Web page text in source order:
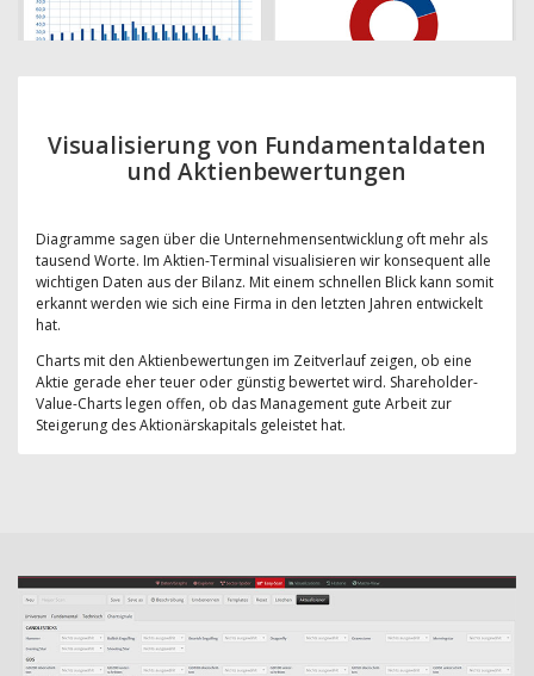
Visualisierung von Fundamentaldaten
und Aktienbewertungen
Diagramme sagen über die Unternehmensentwicklung oft mehr als
tausend Worte. Im Aktien-Terminal visualisieren wir konsequent alle
wichtigen Daten aus der Bilanz. Mit einem schnellen Blick kann somit
erkannt werden wie sich eine Firma in den letzten Jahren entwickelt
hat.
Charts mit den Aktienbewertungen im Zeitverlauf zeigen, ob eine
Aktie gerade eher teuer oder günstig bewertet wird. Shareholder-
Value-Charts legen offen, ob das Management gute Arbeit zur
Steigerung des Aktionärskapitals geleistet hat.